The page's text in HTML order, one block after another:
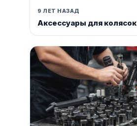
9 ЛЕТ НАЗАД
Аксессуары для колясок